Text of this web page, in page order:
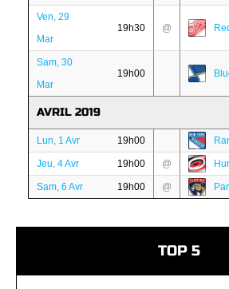
Ven, 29
Mar
19h30 @
Sam, 30
Mar
19h00
AVRIL 2019
Lun, 1 Avr 19h00
Jeu, 4 Avr 19h00 @
Sam, 6 Avr 19h00 @
TOP 5